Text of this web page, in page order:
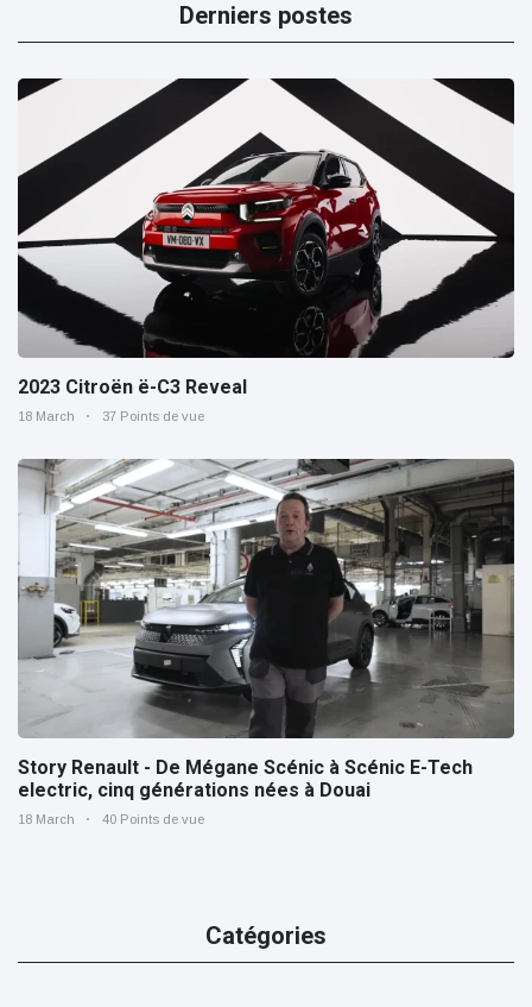
Derniers postes
2023 Citroën ë-C3 Reveal
18 March 37 Points de vue
Story Renault - De Mégane Scénic à Scénic E-Tech
electric, cinq générations nées à Douai
18 March 40 Points de vue
Catégories